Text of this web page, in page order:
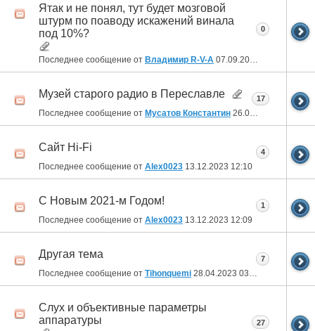
Ятак и не понял, тут будет мозговой
штурм по поаводу искажений винала
под 10%?
Последнее сообщение от Владимир R-V-A 07.09.2024
0
Музей старого радио в Переславле
Последнее сообщение от Мусатов Константин 26.03.2024 22:33
17
Сайт Hi-Fi
Последнее сообщение от Alex0023 13.12.2023 12:10
4
C Новым 2021-м Годом!
Последнее сообщение от Alex0023 13.12.2023 12:09
1
Другая тема
Последнее сообщение от Tihonquemi 28.04.2023 03:12
7
Слух и объективные параметры
аппаратуры
27